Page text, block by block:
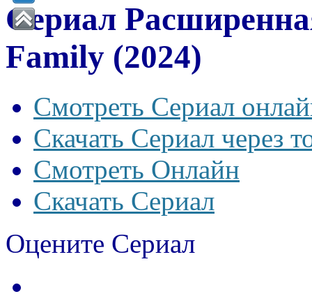
Сериал
Family (2024)
Смотреть Сериал
Скачать Сериал через
Смотреть Онлайн
Скачать Сериал
Оцените Сериал